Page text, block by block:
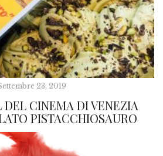
23, 2019
DEL CINEMA DI VENEZIA
PISTACCHIOSAURO